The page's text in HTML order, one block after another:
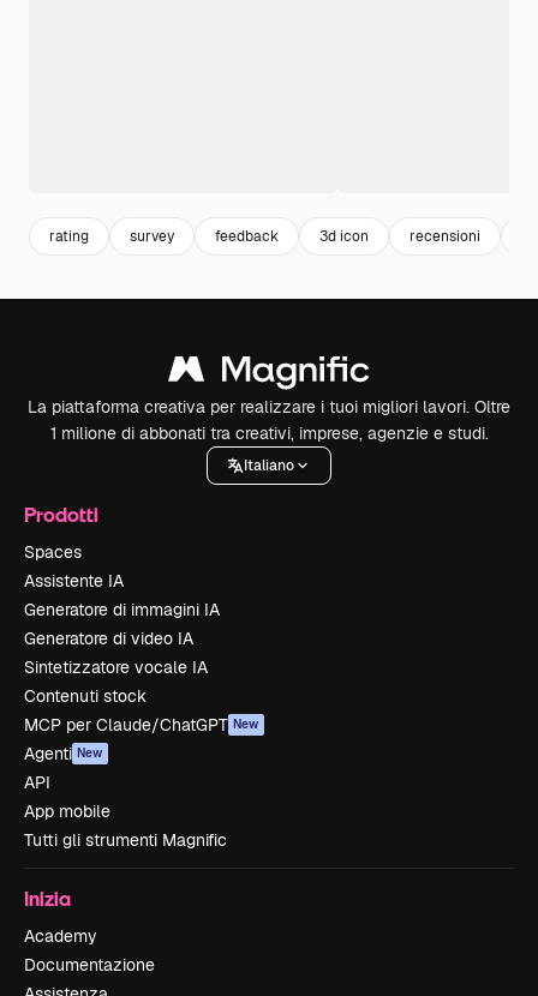
rating survey feedback 3d icon recensioni
La piattaforma creativa per realizzare i tuoi migliori lavori. Oltre
1 milione di abbonati tra creativi, imprese, agenzie e studi.
Italiano
Prodotti
Spaces
Assistente IA
Generatore di immagini IA
Generatore di video IA
Sintetizzatore vocale IA
Contenuti stock
MCP per Claude/ChatGPT New
Agenti New
API
App mobile
Tutti gli strumenti Magnific
Inizia
Academy
Documentazione